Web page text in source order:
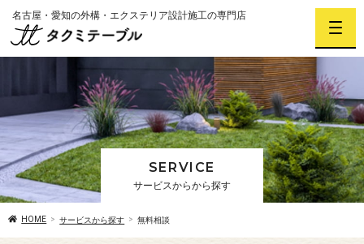
名古屋・愛知の外構・エクステリア設計施工の専門店
SERVICE
サービスからから探す
HOME サービスから探す 無料相談